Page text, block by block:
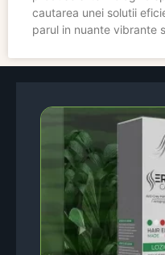
cautarea unei solutii
parul in nuante vibrante